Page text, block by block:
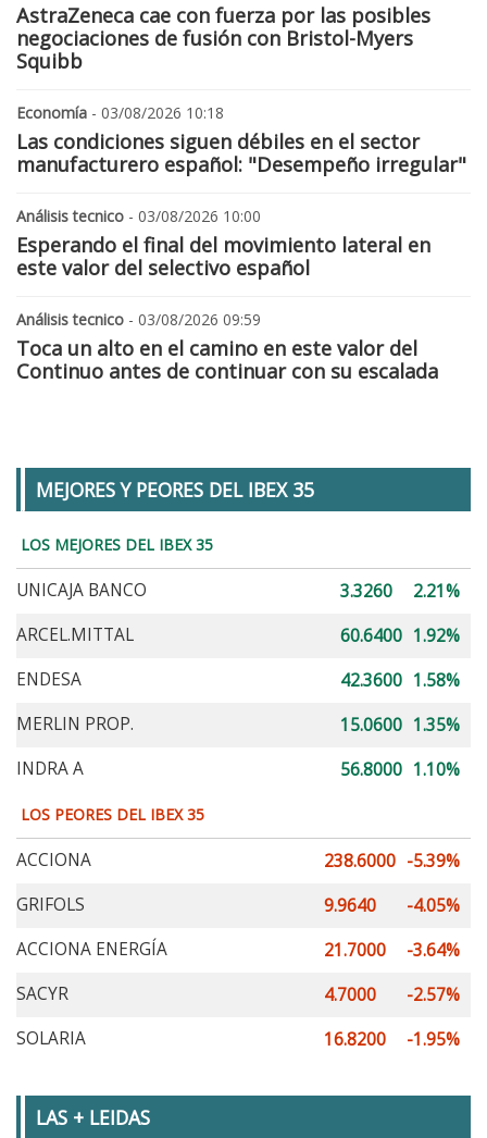
AstraZeneca cae con fuerza por las posibles
negociaciones de fusión con Bristol-Myers
Squibb
Economía - 03/08/2026 10:18
Las condiciones siguen débiles en el sector
manufacturero español: "Desempeño irregular"
Análisis tecnico - 03/08/2026 10:00
Esperando el final del movimiento lateral en
este valor del selectivo español
Análisis tecnico - 03/08/2026 09:59
Toca un alto en el camino en este valor del
Continuo antes de continuar con su escalada
MEJORES Y PEORES DEL IBEX 35
LOS MEJORES DEL IBEX 35
UNICAJA BANCO 3.3260
2.21%
ARCEL.MITTAL
60.6400 1.92%
ENDESA
42.3600 1.58%
MERLIN PROP.
15.0600 1.35%
INDRA A
56.8000 1.10%
LOS PEORES DEL IBEX 35
ACCIONA 238.6000 -5.39%
GRIFOLS
9.9640
-4.05%
ACCIONA ENERGÍA
21.7000
-3.64%
SACYR
4.7000
-2.57%
SOLARIA
16.8200 -1.95%
LAS + LEIDAS